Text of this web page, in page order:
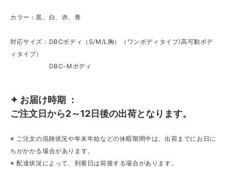
カラー：黒、白、赤、青
対応サイズ：DBCボディ（S/M/L胸）（ワンボディタイプ/高可動ボデ
ィタイプ）
DBC-Mボディ
✦ お届け時期 ：
ご注文日から2～12日後の出荷となります。
※ ご注文の混雑状況や年末年始などの休暇期間中は、出荷までにお日に
ちがかかる場合があります。
※ 配達状況によって、到着日は前後する場合があります。